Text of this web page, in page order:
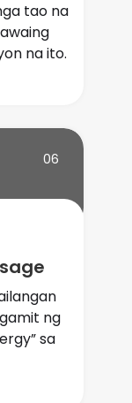
tao na
na ito.
06
ng
sa